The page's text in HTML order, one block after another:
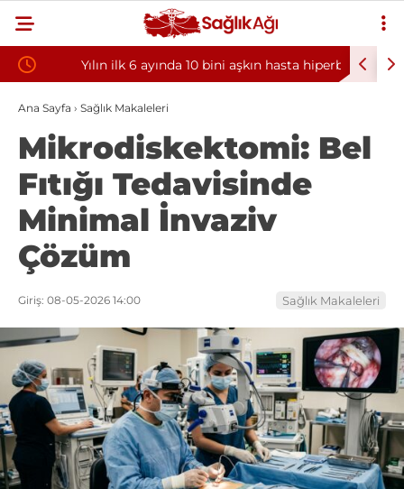
Yılın ilk 6 ayında 10 bini aşkın hasta hiperbarik
oksijen tedavisinden yararlandı
Diş eti
Ana Sayfa › Sağlık Makaleleri
Mikrodiskektomi: Bel
Fıtığı Tedavisinde
Minimal İnvaziv
Çözüm
Giriş: 08-05-2026 14:00 Sağlık Makaleleri